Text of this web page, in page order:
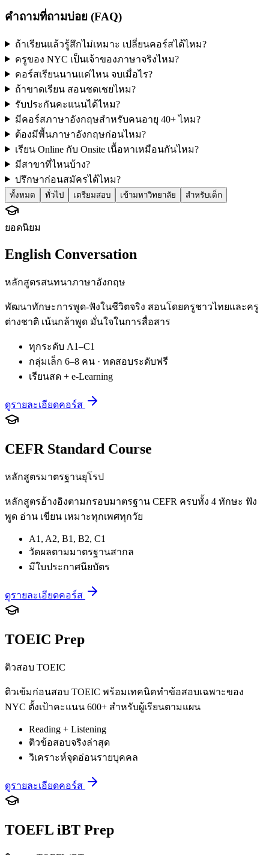
คำถามที่ถามบ่อย (FAQ)
ถ้าเรียนแล้วรู้สึกไม่เหมาะ เปลี่ยนคอร์สได้ไหม?
ครูของ NYC เป็นเจ้าของภาษาจริงไหม?
คอร์สเรียนนานแค่ไหน จบเมื่อไร?
ถ้าขาดเรียน สอนชดเชยไหม?
รับประกันคะแนนได้ไหม?
มีคอร์สภาษาอังกฤษสำหรับคนอายุ 40+ ไหม?
ต้องมีพื้นภาษาอังกฤษก่อนไหม?
เรียน Online กับ Onsite เนื้อหาเหมือนกันไหม?
มีสาขาที่ไหนบ้าง?
ปรึกษาก่อนสมัครได้ไหม?
ทั้งหมด ทั่วไป เตรียมสอบ เข้ามหาวิทยาลัย สำหรับเด็ก
ยอดนิยม
English Conversation
หลักสูตรสนทนาภาษาอังกฤษ
พัฒนาทักษะการพูด-ฟังในชีวิตจริง สอนโดยครูชาวไทยและครู
ต่างชาติ เน้นกล้าพูด มั่นใจในการสื่อสาร
ทุกระดับ A1–C1
กลุ่มเล็ก 6–8 คน · ทดสอบระดับฟรี
เรียนสด + e-Learning
ดูรายละเอียดคอร์ส
CEFR Standard Course
หลักสูตรมาตรฐานยุโรป
หลักสูตรอ้างอิงตามกรอบมาตรฐาน CEFR ครบทั้ง 4 ทักษะ ฟัง
พูด อ่าน เขียน เหมาะทุกเพศทุกวัย
A1, A2, B1, B2, C1
วัดผลตามมาตรฐานสากล
มีใบประกาศนียบัตร
ดูรายละเอียดคอร์ส
TOEIC Prep
ติวสอบ TOEIC
ติวเข้มก่อนสอบ TOEIC พร้อมเทคนิคทำข้อสอบเฉพาะของ
NYC ตั้งเป้าคะแนน 600+ สำหรับผู้เรียนตามแผน
Reading + Listening
ติวข้อสอบจริงล่าสุด
วิเคราะห์จุดอ่อนรายบุคคล
ดูรายละเอียดคอร์ส
TOEFL iBT Prep